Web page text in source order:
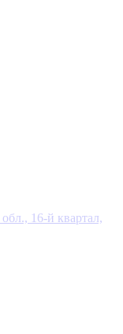
16-й квартал,